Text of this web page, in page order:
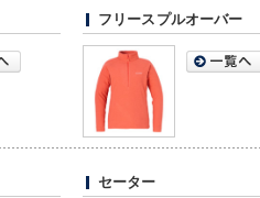
フリースプルオーバー
セーター